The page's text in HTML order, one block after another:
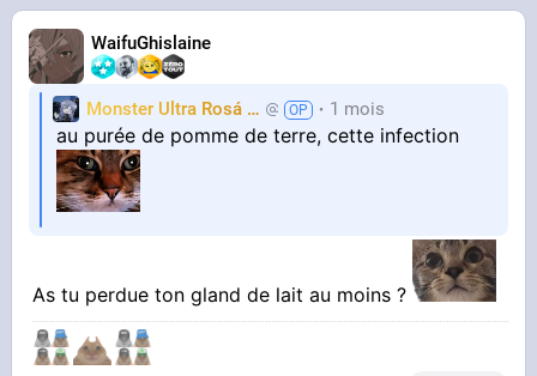
WaifuGhislaine
Monster Ultra Rosá
❤️ KheyFinito1 mois
au purée de pomme de terre, cette infection
As tu perdue ton gland de lait au moins ?